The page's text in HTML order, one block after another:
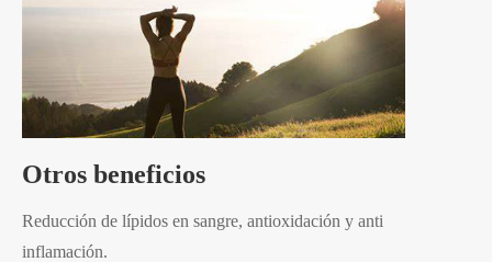
Otros beneficios
Reducción de lípidos en sangre, antioxidación y anti
inflamación.